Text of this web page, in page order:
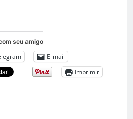
seu amigo
E-mail
Imprimir